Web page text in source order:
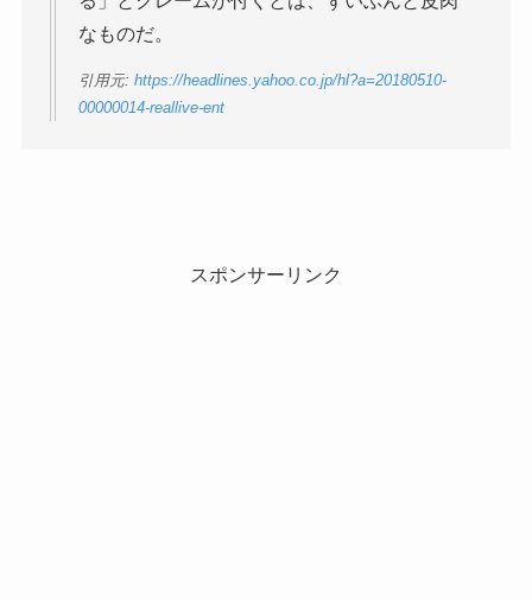
なものだ。
引用元: https://headlines.yahoo.co.jp/hl?a=20180510-
00000014-reallive-ent
スポンサーリンク